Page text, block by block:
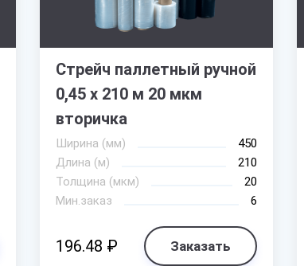
Стрейч паллетный ручной
0,45 х 210 м 20 мкм
вторичка
Ширина (мм)
450
Длина (м)
210
Толщина (мкм)
20
Мин.заказ
6
196.48 ₽ Заказать